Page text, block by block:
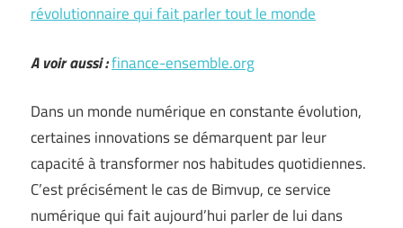
révolutionnaire qui fait parler tout le monde
A voir aussi :finance-ensemble.org
Dans un monde numérique en constante évolution,
certaines innovations se démarquent par leur
capacité à transformer nos habitudes quotidiennes.
C’est précisément le cas de Bimvup, ce service
numérique qui fait aujourd’hui parler de lui dans